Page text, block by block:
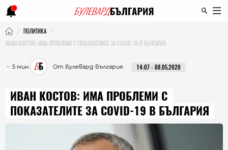
ПОЛИТИКА
ИВАН КОСТОВ: ИМА ПРОБЛЕМИ С ПОКАЗАТЕЛИТЕ ЗА COVID-19 В БЪЛГАРИЯ
・ 5 мин. От Булевард България 14:07 - 08.05.2020
ИВАН КОСТОВ: ИМА ПРОБЛЕМИ С
ПОКАЗАТЕЛИТЕ ЗА COVID-19 В БЪЛГАРИЯ